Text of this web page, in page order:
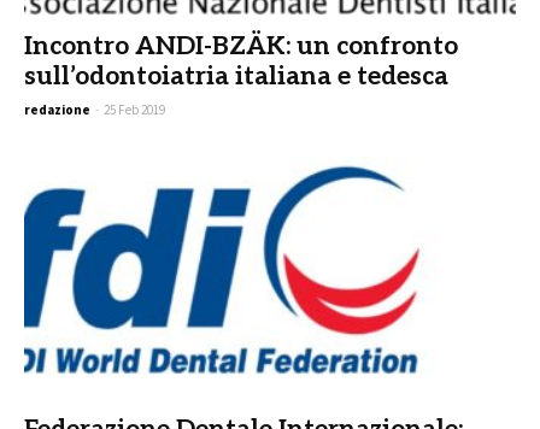
Incontro ANDI-BZÄK: un confronto
sull’odontoiatria italiana e tedesca
redazione - 25 Feb 2019